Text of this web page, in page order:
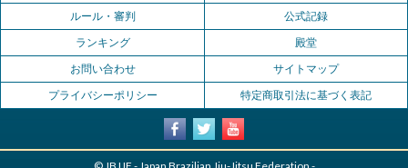
ルール・審判
公式記録
ランキング
殿堂
お問い合わせ
サイトマップ
プライバシーポリシー
特定商取引法に基づく表記